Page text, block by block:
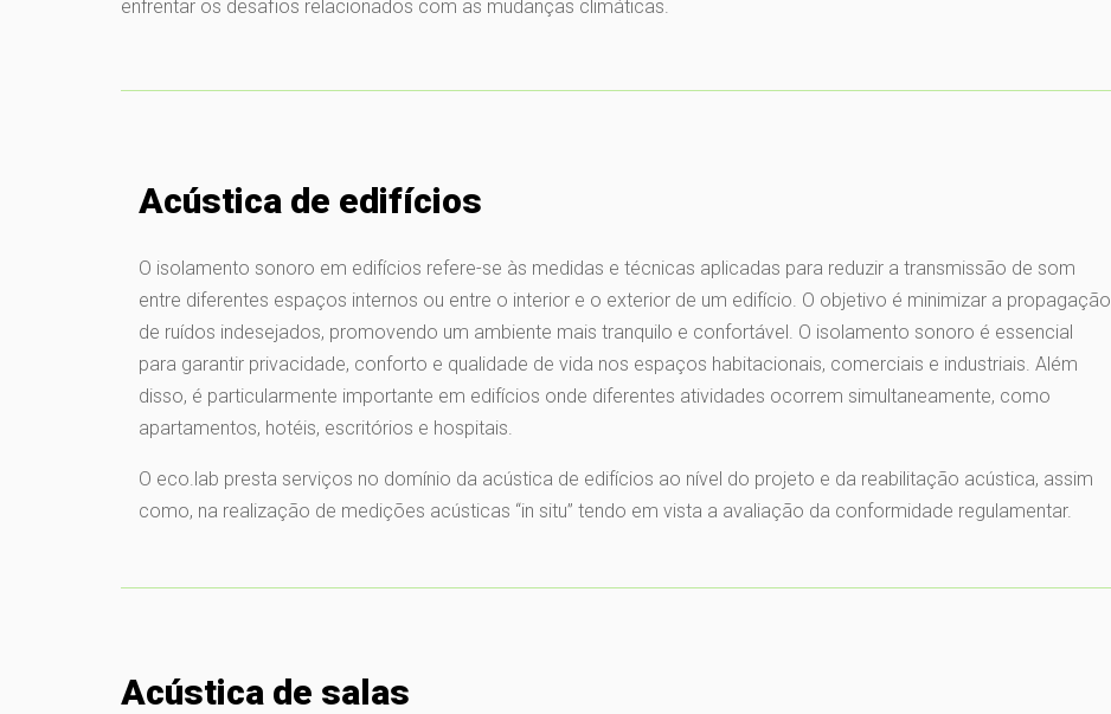
enfrentar os desafios relacionados com as mudanças climáticas.
Acústica de edifícios
O isolamento sonoro em edifícios refere-se às medidas e técnicas aplicadas para reduzir a transmissão de som
entre diferentes espaços internos ou entre o interior e o exterior de um edifício. O objetivo é minimizar a propagação
de ruídos indesejados, promovendo um ambiente mais tranquilo e confortável. O isolamento sonoro é essencial
para garantir privacidade, conforto e qualidade de vida nos espaços habitacionais, comerciais e industriais. Além
disso, é particularmente importante em edifícios onde diferentes atividades ocorrem simultaneamente, como
apartamentos, hotéis, escritórios e hospitais.
O eco.lab presta serviços no domínio da acústica de edifícios ao nível do projeto e da reabilitação acústica, assim
como, na realização de medições acústicas “in situ” tendo em vista a avaliação da conformidade regulamentar.
Acústica de salas